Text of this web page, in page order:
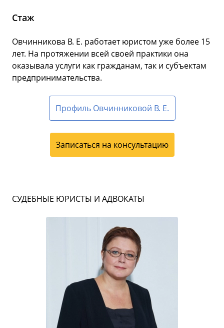
Стаж
Овчинникова В. Е. работает юристом уже более 15
лет. На протяжении всей своей практики она
оказывала услуги как гражданам, так и субъектам
предпринимательства.
Профиль Овчинниковой В. Е.
Записаться на консультацию
СУДЕБНЫЕ ЮРИСТЫ И АДВОКАТЫ